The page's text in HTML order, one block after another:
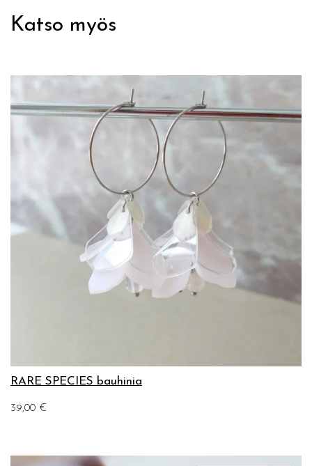
Katso myös
RARE SPECIES bauhinia
39,00 €